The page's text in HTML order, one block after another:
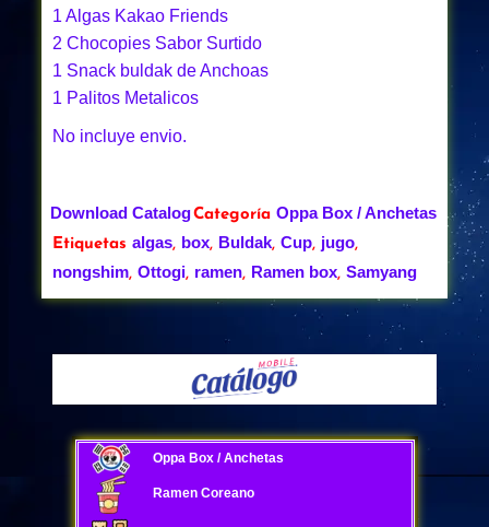
1 Algas Kakao Friends
2 Chocopies Sabor Surtido
1 Snack buldak de Anchoas
1 Palitos Metalicos
No incluye envio.
Download CatalogCategoría Oppa Box / Anchetas
Etiquetas algas, box, Buldak, Cup, jugo,
nongshim, Ottogi, ramen, Ramen box, Samyang
Oppa Box / Anchetas
Ramen Coreano